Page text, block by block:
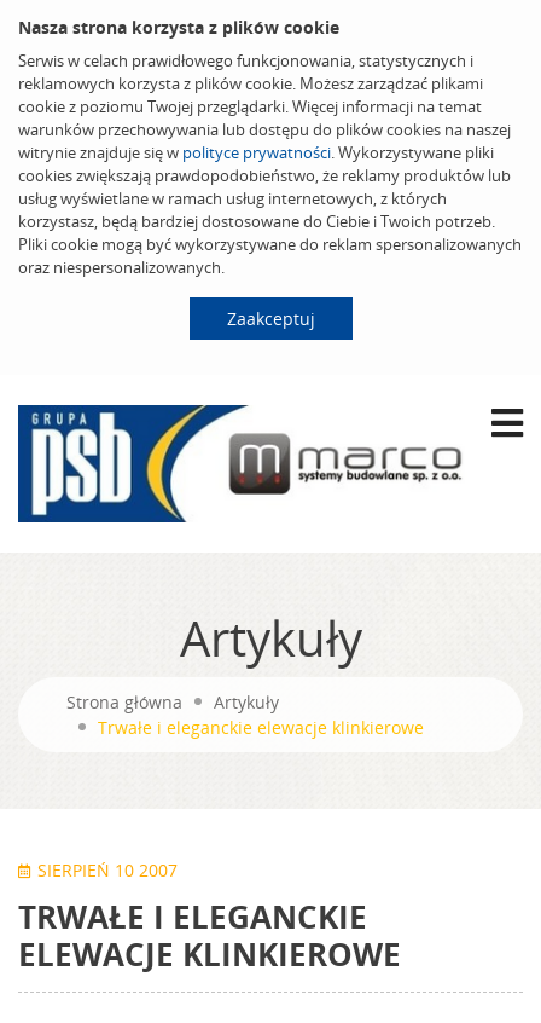
Nasza strona korzysta z plików cookie
Serwis w celach prawidłowego funkcjonowania, statystycznych i
reklamowych korzysta z plików cookie. Możesz zarządzać plikami
cookie z poziomu Twojej przeglądarki. Więcej informacji na temat
warunków przechowywania lub dostępu do plików cookies na naszej
witrynie znajduje się w polityce prywatności. Wykorzystywane pliki
cookies zwiększają prawdopodobieństwo, że reklamy produktów lub
usług wyświetlane w ramach usług internetowych, z których
korzystasz, będą bardziej dostosowane do Ciebie i Twoich potrzeb.
Pliki cookie mogą być wykorzystywane do reklam spersonalizowanych
oraz niespersonalizowanych.
Zaakceptuj
Artykuły
Strona główna
Artykuły
Trwałe i eleganckie elewacje klinkierowe
SIERPIEŃ 10 2007
TRWAŁE I ELEGANCKIE
ELEWACJE KLINKIEROWE